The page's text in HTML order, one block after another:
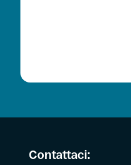
Contattaci: